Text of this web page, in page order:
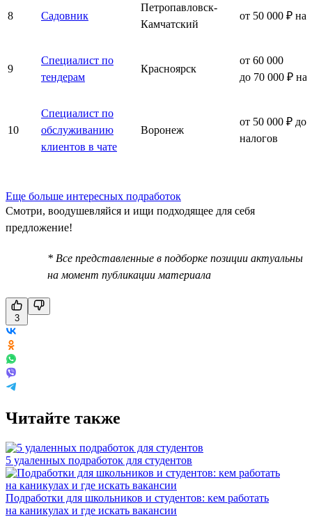
8 Садовник
Петропавловск-
Камчатский
от 50 000 ₽ на
9
Специалист по
тендерам
Красноярск
от 60 000
до 70 000 ₽ на
10
Специалист по
обслуживанию
клиентов в чате
Воронеж
от 50 000 ₽ до
налогов
Еще больше интересных подработок
Смотри, воодушевляйся и ищи подходящее для себя
предложение!
* Все представленные в подборке позиции актуальны
на момент публикации материала
3
Читайте также
5 удаленных подработок для студентов
Подработки для школьников и студентов: кем работать
на каникулах и где искать вакансии